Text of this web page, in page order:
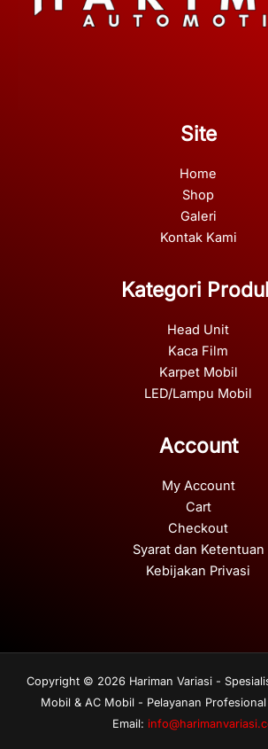
Site
Home
Shop
Galeri
Kontak Kami
Kategori
Head Unit
Kaca Film
Karpet Mobil
LED/Lampu Mobil
Account
My Account
Cart
Checkout
Syarat dan Ketentuan
Kebijakan Privasi
Copyright © 2026 Hariman Variasi -
Mobil & AC Mobil - Pelayanan
Email: